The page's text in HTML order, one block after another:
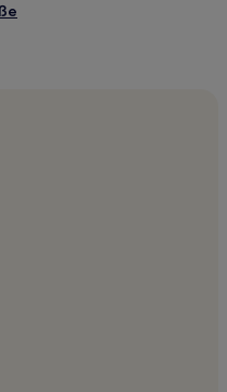
Stuttgart
Stuttgart
Stuttgart
Stuttgart
Stuttgart
Esslingen